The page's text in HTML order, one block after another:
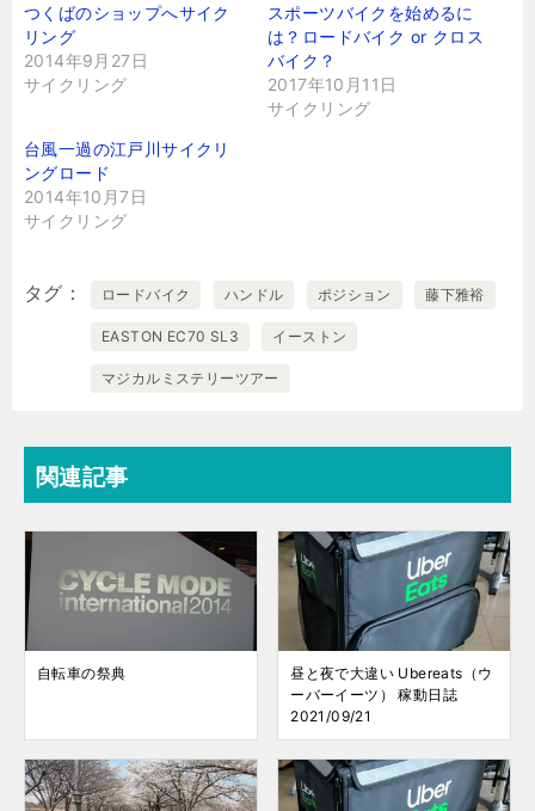
つくばのショップへサイク
リング
2014年9月27日
サイクリング
スポーツバイクを始めるに
は？ロードバイク or クロス
バイク？
2017年10月11日
サイクリング
台風一過の江戸川サイクリ
ングロード
2014年10月7日
サイクリング
タグ ロードバイク ハンドル ポジション 藤下雅裕
EASTON EC70 SL3 イーストン
マジカルミステリーツアー
関連記事
自転車の祭典
昼と夜で大違い Ubereats（ウ
ーバーイーツ） 稼動日誌
2021/09/21